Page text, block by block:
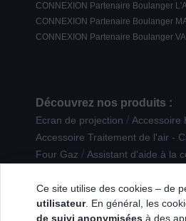
Ce site utilise des cookies – de
utilisateur. En général, les
de suivi anonymiséesà des
CONNEXION Partenaire Boulanger
CONNEXION Partenaire Boulanger
CONNEXION Partenaire Boulanger
Découvrez nos produits :
Ecran de projection / Accessoire
Accessoire Traitement de l'air -
Four Gaz / Assistant d'aide à la